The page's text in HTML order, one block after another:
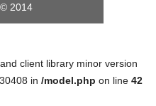
2014
client library minor version
in /model.php on line 42